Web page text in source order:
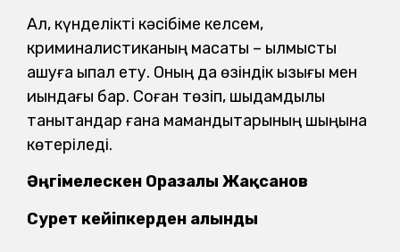
Ал, күнделікті кәсібіме келсем,
криминалистиканың мақсаты – қылмысты
ашуға ықпал ету. Оның да өзіндік қызығы мен
қиындағы бар. Соған төзіп, шыдамдылық
танытқандар ғана мамандықтарының шыңына
көтеріледі.
Әңгімелескен Оразалы Жақсанов
Сурет кейіпкерден алынды